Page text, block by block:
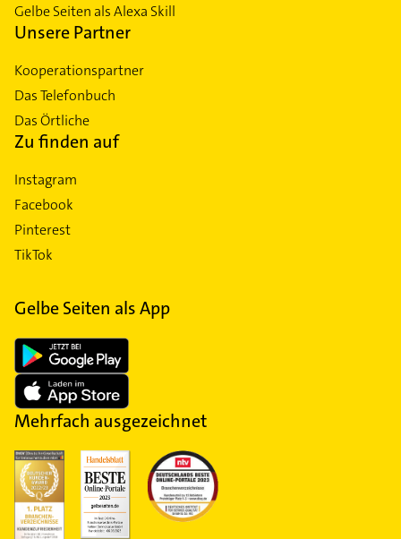
Gelbe Seiten als Alexa Skill
Unsere Partner
Kooperationspartner
Das Telefonbuch
Das Örtliche
Zu finden auf
Instagram
Facebook
Pinterest
TikTok
Gelbe Seiten als App
Mehrfach ausgezeichnet